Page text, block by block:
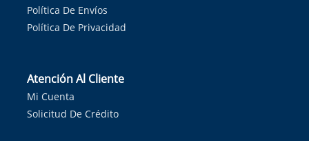
Política De Envíos
Política De Privacidad
Atención Al Cliente
Mi Cuenta
Solicitud De Crédito